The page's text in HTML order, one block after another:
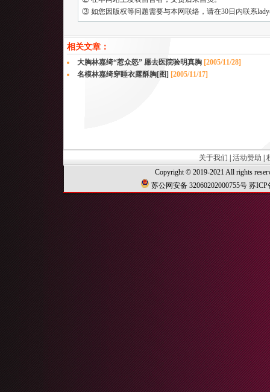
③ 如您因版权等问题需要与本网联络，请在30日内联系
相关文章：
大胸林嘉绮“惹众怒” 愿去医院验明真胸 [2005/11/28]
名模林嘉绮穿睡衣露酥胸[图] [2005/11/17]